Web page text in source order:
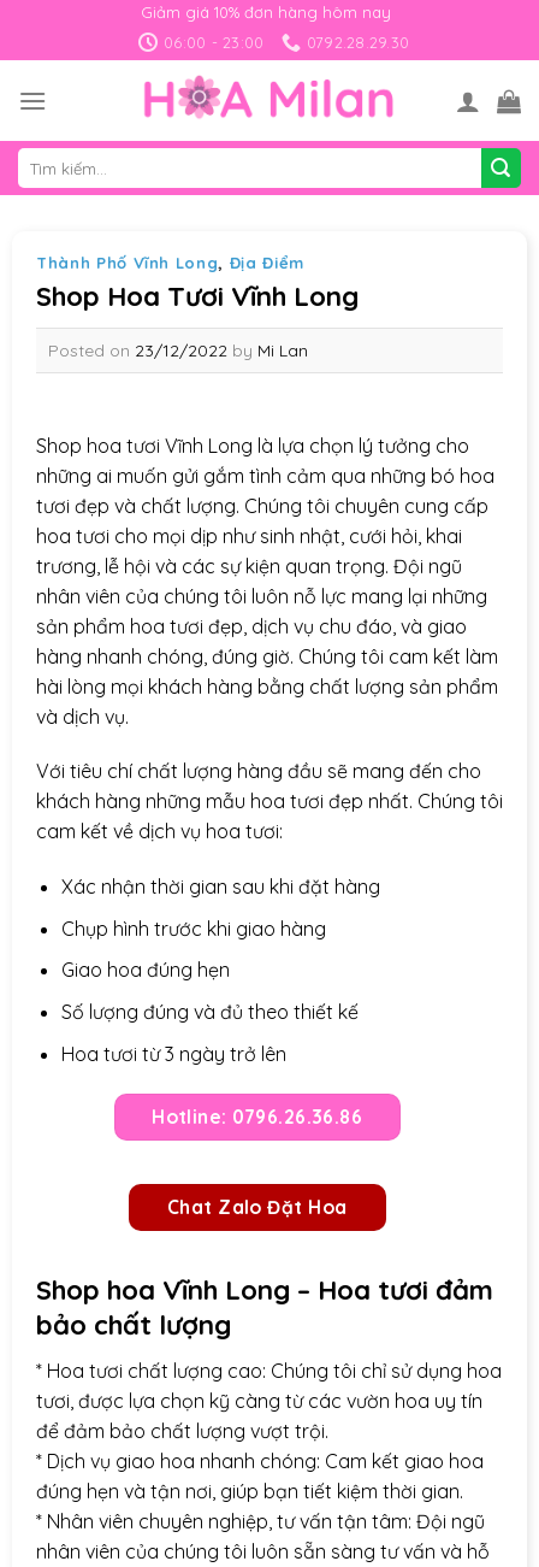
Giảm giá 10% đơn hàng hôm nay
06:00 - 23:00
0792.28.29.30
Tìm
kiếm:
Thành Phố Vĩnh Long, Địa Điểm
Shop Hoa Tươi Vĩnh Long
Posted on 23/12/2022 by Mi Lan
Shop hoa tươi Vĩnh Long là lựa chọn lý tưởng cho
những ai muốn gửi gắm tình cảm qua những bó hoa
tươi đẹp và chất lượng. Chúng tôi chuyên cung cấp
hoa tươi cho mọi dịp như sinh nhật, cưới hỏi, khai
trương, lễ hội và các sự kiện quan trọng. Đội ngũ
nhân viên của chúng tôi luôn nỗ lực mang lại những
sản phẩm hoa tươi đẹp, dịch vụ chu đáo, và giao
hàng nhanh chóng, đúng giờ. Chúng tôi cam kết làm
hài lòng mọi khách hàng bằng chất lượng sản phẩm
và dịch vụ.
Với tiêu chí chất lượng hàng đầu sẽ mang đến cho
khách hàng những mẫu hoa tươi đẹp nhất. Chúng tôi
cam kết về dịch vụ hoa tươi:
Xác nhận thời gian sau khi đặt hàng
Chụp hình trước khi giao hàng
Giao hoa đúng hẹn
Số lượng đúng và đủ theo thiết kế
Hoa tươi từ 3 ngày trở lên
Hotline: 0796.26.36.86
Chat Zalo Đặt Hoa
Shop hoa Vĩnh Long – Hoa tươi đảm
bảo chất lượng
* Hoa tươi chất lượng cao: Chúng tôi chỉ sử dụng hoa
tươi, được lựa chọn kỹ càng từ các vườn hoa uy tín
để đảm bảo chất lượng vượt trội.
* Dịch vụ giao hoa nhanh chóng: Cam kết giao hoa
đúng hẹn và tận nơi, giúp bạn tiết kiệm thời gian.
* Nhân viên chuyên nghiệp, tư vấn tận tâm: Đội ngũ
nhân viên của chúng tôi luôn sẵn sàng tư vấn và hỗ